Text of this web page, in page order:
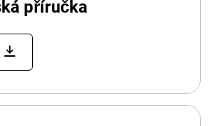
příručka